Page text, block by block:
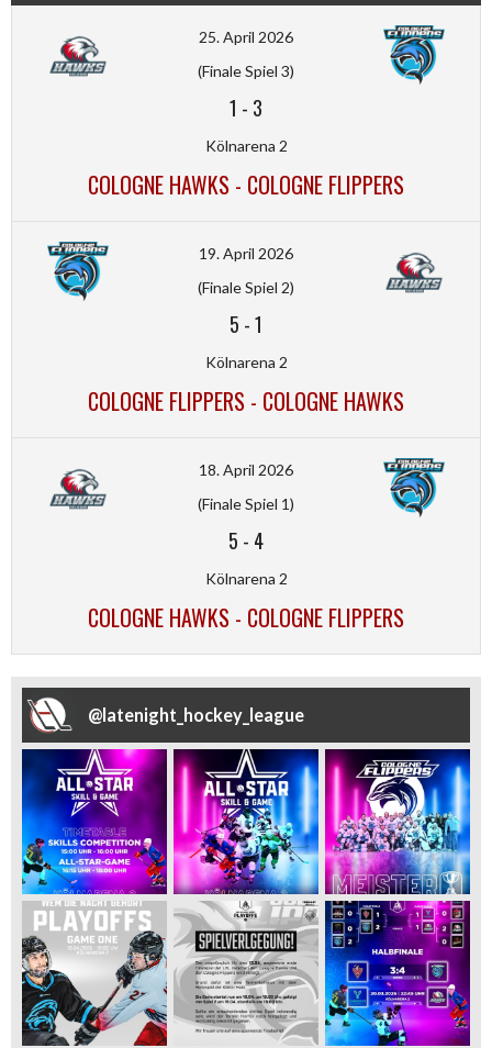
25. April 2026
(Finale Spiel 3)
1 - 3
Kölnarena 2
COLOGNE HAWKS - COLOGNE FLIPPERS
19. April 2026
(Finale Spiel 2)
5 -1
Kölnarena 2
COLOGNE FLIPPERS - COLOGNE HAWKS
18. April 2026
(Finale Spiel 1)
5 - 4
Kölnarena 2
COLOGNE HAWKS - COLOGNE FLIPPERS
@latenight_hockey_league